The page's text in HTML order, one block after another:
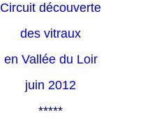
Circuit découverte
des vitraux
en Vallée du Loir
juin 2012
*****